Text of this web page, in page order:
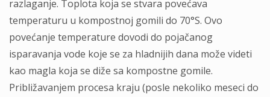
razlaganje. Toplota koja se stvara povećava
temperaturu u kompostnoj gomili do 70°S. Ovo
povećanje temperature dovodi do pojačanog
isparavanja vode koje se za hladnijih dana može videti
kao magla koja se diže sa kompostne gomile.
Približavanjem procesa kraju (posle nekoliko meseci do